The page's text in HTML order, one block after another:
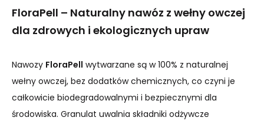
FloraPell – Naturalny nawóz z wełny owczej
dla zdrowych i ekologicznych upraw
Nawozy FloraPell wytwarzane są w 100% z naturalnej
wełny owczej, bez dodatków chemicznych, co czyni je
całkowicie biodegradowalnymi i bezpiecznymi dla
środowiska. Granulat uwalnia składniki odżywcze